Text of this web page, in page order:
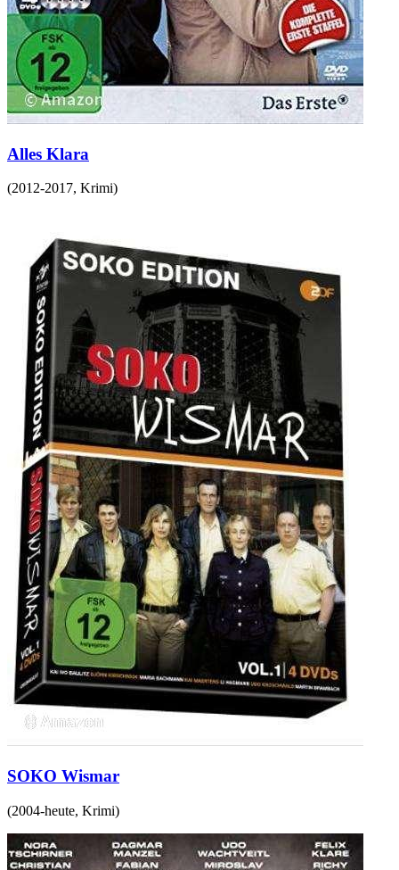
Alles Klara
(2012-2017, Krimi)
SOKO Wismar
(2004-heute, Krimi)